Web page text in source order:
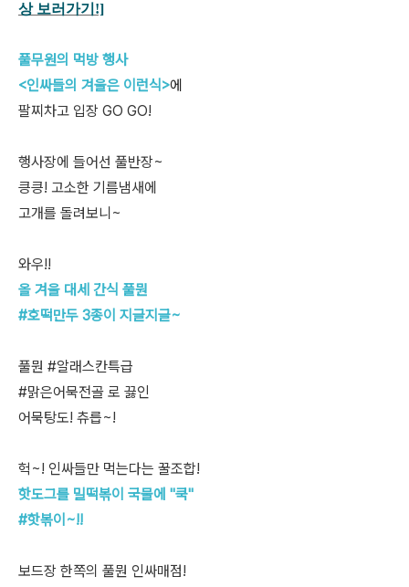
상 보러가기!]
풀무원의 먹방 행사
<인싸들의 겨울은 이런식>에
팔찌차고 입장 GO GO!
행사장에 들어선 풀반장~
킁킁! 고소한 기름냄새에
고개를 돌려보니~
와우!!
올 겨울 대세 간식 풀뭔
#호떡만두 3종이 지글지글~
풀뭔 #알래스칸특급
#맑은어묵전골 로 끓인
어묵탕도! 츄릅~!
헉~! 인싸들만 먹는다는 꿀조합!
핫도그를 밀떡볶이 국물에 "쿡"
#핫볶이~!!
보드장 한쪽의 풀뭔 인싸매점!